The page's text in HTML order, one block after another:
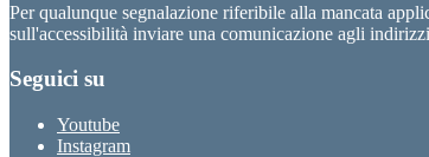
Per qualunque segnalazione riferibile alla mancata
sull'accessibilità inviare una comunicazione agli
Seguici su
Youtube
Instagram